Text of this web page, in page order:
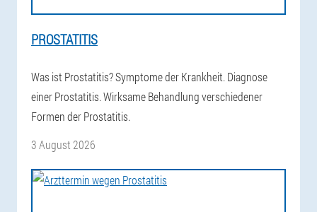
PROSTATITIS
Was ist Prostatitis? Symptome der Krankheit. Diagnose
einer Prostatitis. Wirksame Behandlung verschiedener
Formen der Prostatitis.
3 August 2026